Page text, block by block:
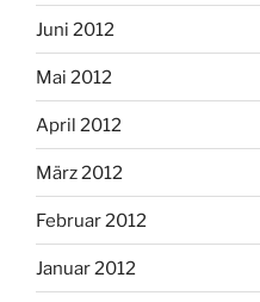
Juni 2012
Mai 2012
April 2012
März 2012
Februar 2012
Januar 2012